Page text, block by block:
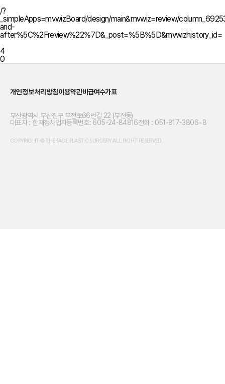
/?
_simpleApps=mvwizBoard/design/main&mvwiz=review/
and-
after%5C%2Freview%22%7D&_post=%5B%5D&mvwizhistory_id=
4
0
개인정보처리방침이용약관비급여수가표
부산광역시 부산진구 부전로66번길 22 (부전동)
대표자 : 한재정사업자등록번호: 605-24-84816전화 : 051-817-3806~8
COPYRIGHT © THE FACE PLASTIC SURGERY.ALL RIGHT RESERVED.